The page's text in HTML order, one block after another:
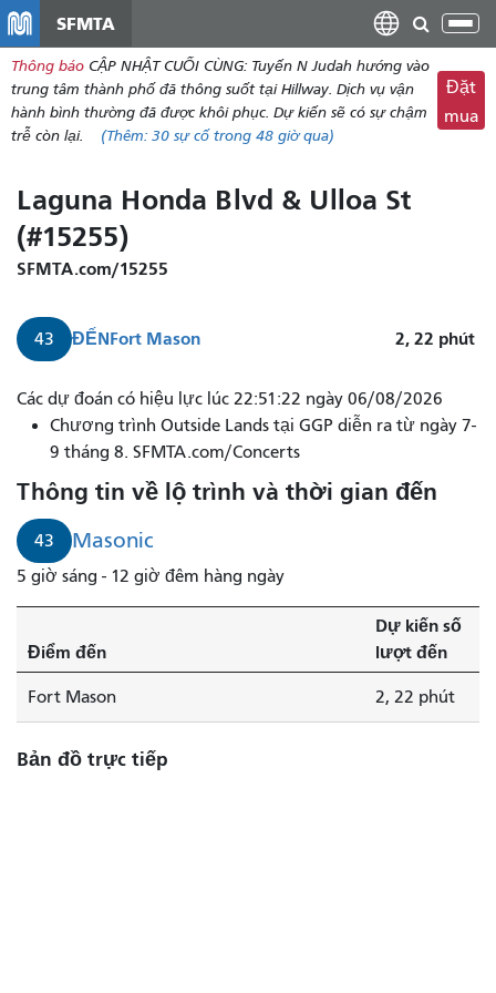
dung
SFMTA
Thông báo CẬP NHẬT CUỐI CÙNG: Tuyến N Judah hướng vào
trung tâm thành phố đã thông suốt tại Hillway. Dịch vụ vận
hành bình thường đã được khôi phục. Dự kiến ​​sẽ có sự chậm
trễ còn lại.
(Thêm: 30 sự cố trong 48 giờ qua)
Đặt
mua
Laguna Honda Blvd & Ulloa St
(#15255)
SFMTA.com/15255
43 ĐẾNFort Mason 2, 22 phút
Xe
buýt
43
Masonic
sẽ
đến
trong
2
nữa.
Các dự đoán có hiệu lực lúc 22:51:22 ngày 06/08/2026
Chương trình Outside Lands tại GGP diễn ra từ ngày 7-
9 tháng 8. SFMTA.com/Concerts
Thông tin về lộ trình và thời gian đến
43 Masonic
5 giờ sáng - 12 giờ đêm hàng ngày
Điểm đến
Dự kiến ​​số
lượt đến
Fort Mason 2, 22 phút
Bản đồ trực tiếp